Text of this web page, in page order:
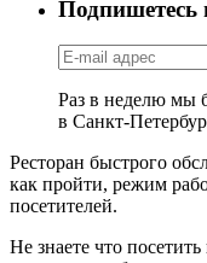
Подпишетесь
Раз в неделю мы
в Санкт-
Ресторан быстрого
как пройти, режим
посетителей.
Не знаете что